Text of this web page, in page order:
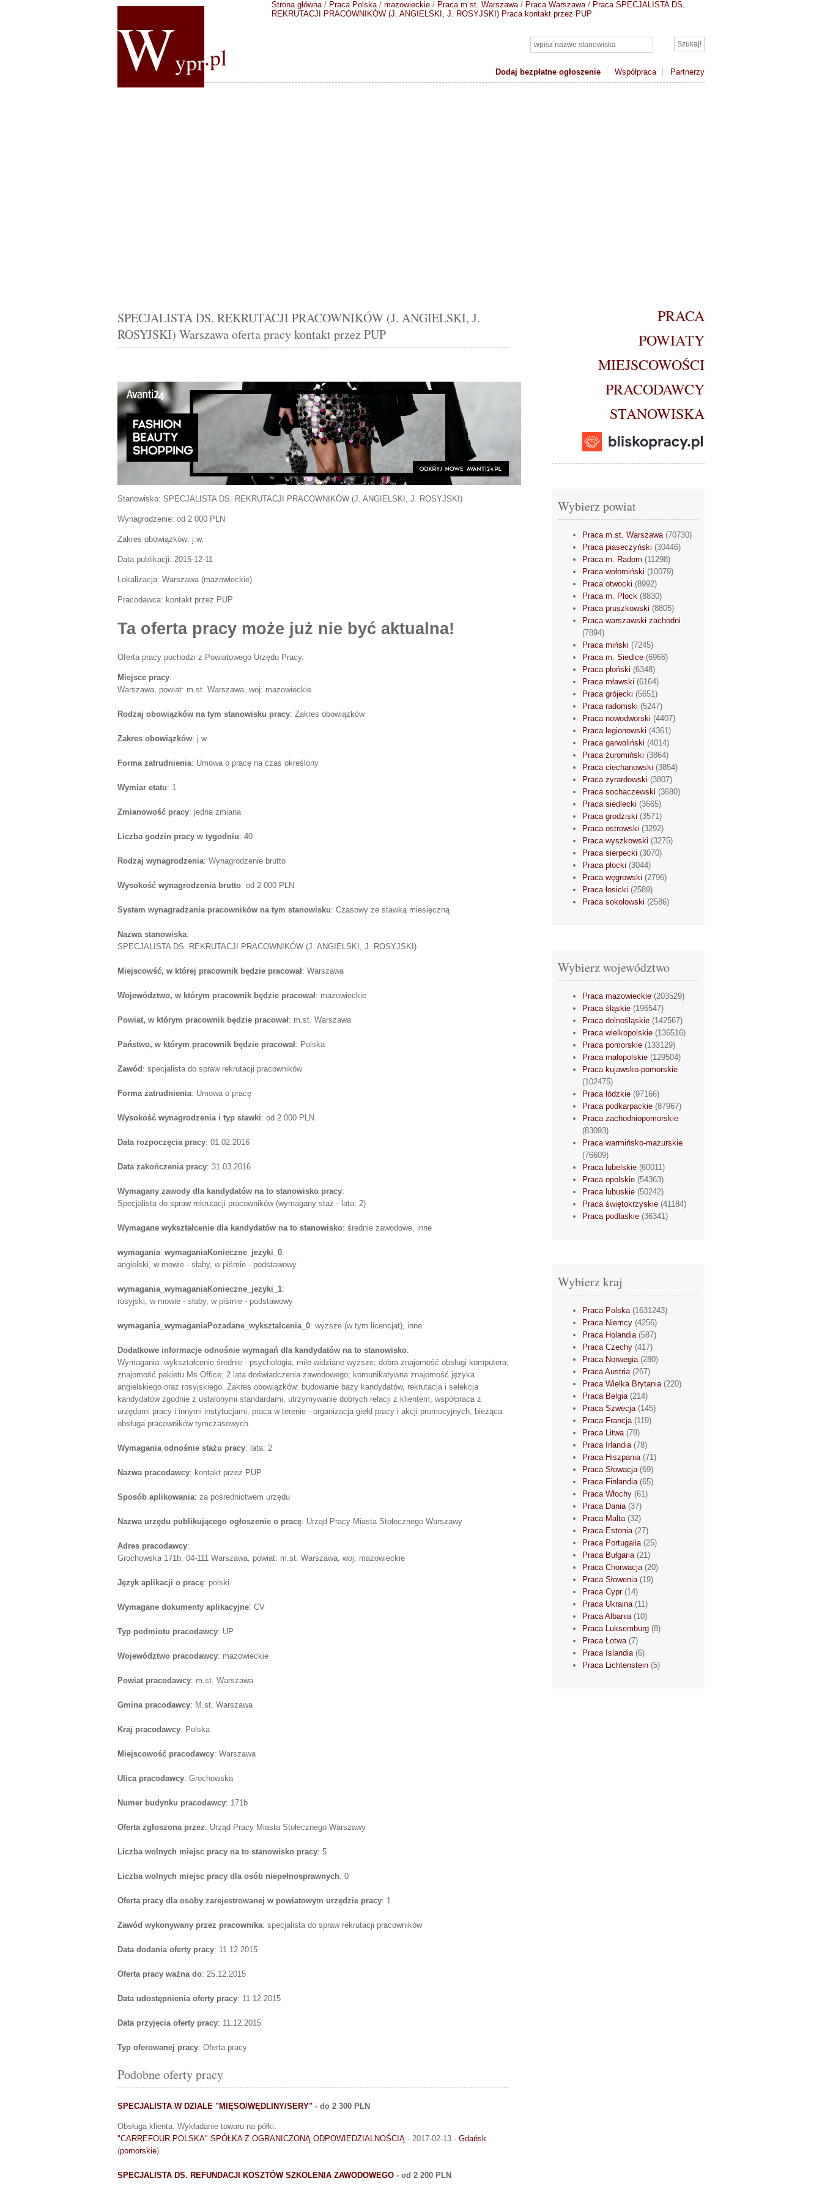
Wypr.pl
Dodaj bezpłatne ogłoszenie Współpraca Partnerzy
Strona główna/ Praca Polska/ mazowieckie / Praca m.st. Warszawa/ Praca Warszawa/ Praca SPECJALISTA DS.
REKRUTACJI PRACOWNIKÓW (J. ANGIELSKI, J. ROSYJSKI) Praca kontakt przez PUP
SPECJALISTA DS. REKRUTACJI PRACOWNIKÓW (J. ANGIELSKI, J.
ROSYJSKI) Warszawa oferta pracy kontakt przez PUP
Stanowisko: SPECJALISTA DS. REKRUTACJI PRACOWNIKÓW (J. ANGIELSKI, J. ROSYJSKI)
Wynagrodzenie: od 2 000 PLN
Zakres obowiązków: j.w.
Data publikacji: 2015-12-11
Lokalizacja: Warszawa(mazowieckie)
Pracodawca: kontakt przez PUP
Ta oferta pracy może już nie być aktualna!
Oferta pracy pochodzi z Powiatowego Urzędu Pracy.
Miejsce pracy:
Warszawa, powiat: m.st. Warszawa, woj: mazowieckie
Rodzaj obowiązków na tym stanowisku pracy: Zakres obowiązków
Zakres obowiązków: j.w.
Forma zatrudnienia: Umowa o pracę na czas określony
Wymiar etatu: 1
Zmianowość pracy: jedna zmiana
Liczba godzin pracy w tygodniu: 40
Rodzaj wynagrodzenia: Wynagrodzenie brutto
Wysokość wynagrodzenia brutto: od 2 000 PLN
System wynagradzania pracowników na tym stanowisku: Czasowy ze stawką miesięczną
Nazwa stanowiska:
SPECJALISTA DS. REKRUTACJI PRACOWNIKÓW (J. ANGIELSKI, J. ROSYJSKI)
Miejscowść, w której pracownik będzie pracował: Warszawa
Województwo, w którym pracownik będzie pracował: mazowieckie
Powiat, w którym pracownik będzie pracował: m.st. Warszawa
Państwo, w którym pracownik będzie pracował: Polska
Zawód: specjalista do spraw rekrutacji pracowników
Forma zatrudnienia: Umowa o pracę
Wysokość wynagrodzenia i typ stawki: od 2 000 PLN
Data rozpoczęcia pracy: 01.02.2016
Data zakończenia pracy: 31.03.2016
Wymagany zawody dla kandydatów na to stanowisko pracy:
Specjalista do spraw rekrutacji pracowników (wymagany staż - lata: 2)
Wymagane wykształcenie dla kandydatów na to stanowisko: średnie zawodowe, inne
wymagania_wymaganiaKonieczne_jezyki_0:
angielski, w mowie - słaby, w piśmie - podstawowy
wymagania_wymaganiaKonieczne_jezyki_1:
rosyjski, w mowie - słaby, w piśmie - podstawowy
wymagania_wymaganiaPozadane_wyksztalcenia_0: wyższe (w tym licencjat), inne
Dodatkowe informacje odnośnie wymagań dla kandydatów na to stanowisko:
Wymagania: wykształcenie średnie - psychologia, mile widziane wyższe; dobra znajomość obsługi komputera;
znajomość pakietu Ms Office; 2 lata doświadczenia zawodowego; komunikatywna znajomość języka
angielskiego oraz rosyjskiego. Zakres obowiązków: budowanie bazy kandydatów, rekrutacja i selekcja
kandydatów zgodnie z ustalonymi standardami, utrzymywanie dobrych relacji z klientem, współpraca z
urzędami pracy i innymi instytucjami, praca w terenie - organizacja giełd pracy i akcji promocyjnych, bieżąca
obsługa pracowników tymczasowych.
Wymagania odnośnie stażu pracy: lata: 2
Nazwa pracodawcy: kontakt przez PUP
Sposób aplikowania: za pośrednictwem urzędu
Nazwa urzędu publikującego ogłoszenie o pracę: Urząd Pracy Miasta Stołecznego Warszawy
Adres pracodawcy:
Grochowska 171b, 04-111 Warszawa, powiat: m.st. Warszawa, woj: mazowieckie
Język aplikacji o pracę: polski
Wymagane dokumenty aplikacyjne: CV
Typ podmiotu pracodawcy: UP
Województwo pracodawcy: mazowieckie
Powiat pracodawcy: m.st. Warszawa
Gmina pracodawcy: M.st. Warszawa
Kraj pracodawcy: Polska
Miejscowość pracodawcy: Warszawa
Ulica pracodawcy: Grochowska
Numer budynku pracodawcy: 171b
Oferta zgłoszona przez: Urząd Pracy Miasta Stołecznego Warszawy
Liczba wolnych miejsc pracy na to stanowisko pracy: 5
Liczba wolnych miejsc pracy dla osób niepełnosprawnych: 0
Oferta pracy dla osoby zarejestrowanej w powiatowym urzędzie pracy: 1
Zawód wykonywany przez pracownika: specjalista do spraw rekrutacji pracowników
Data dodania oferty pracy: 11.12.2015
Oferta pracy ważna do: 25.12.2015
Data udostępnienia oferty pracy: 11.12.2015
Data przyjęcia oferty pracy: 11.12.2015
Typ oferowanej pracy: Oferta pracy
Podobne oferty pracy
SPECJALISTA W DZIALE "MIĘSO/WĘDLINY/SERY" - do 2 300 PLN
Obsługa klienta. Wykładanie towaru na półki.
"CARREFOUR POLSKA" SPÓŁKA Z OGRANICZONĄ ODPOWIEDZIALNOŚCIĄ - 2017-02-13 - Gdańsk
(pomorskie)
SPECJALISTA DS. REFUNDACJI KOSZTÓW SZKOLENIA ZAWODOWEGO - od 2 200 PLN
PRACA
POWIATY
MIEJSCOWOŚCI
PRACODAWCY
STANOWISKA
Wybierz powiat
Praca m.st. Warszawa(70730)
Praca piaseczyński (30446)
Praca m. Radom (11298)
Praca wołomiński (10079)
Praca otwocki (8992)
Praca m. Płock (8830)
Praca pruszkowski (8805)
Praca warszawski zachodni
(7894)
Praca miński (7245)
Praca m. Siedlce (6966)
Praca płoński (6348)
Praca mławski (6164)
Praca grójecki (5651)
Praca radomski (5247)
Praca nowodworski (4407)
Praca legionowski (4361)
Praca garwoliński (4014)
Praca żuromiński (3864)
Praca ciechanowski (3854)
Praca żyrardowski (3807)
Praca sochaczewski (3680)
Praca siedlecki (3665)
Praca grodziski (3571)
Praca ostrowski (3292)
Praca wyszkowski (3275)
Praca sierpecki (3070)
Praca płocki (3044)
Praca węgrowski (2796)
Praca łosicki (2589)
Praca sokołowski (2586)
Wybierz województwo
Praca mazowieckie (203529)
Praca śląskie (196547)
Praca dolnośląskie (142567)
Praca wielkopolskie (136516)
Praca pomorskie (133129)
Praca małopolskie (129504)
Praca kujawsko-pomorskie
(102475)
Praca łódzkie (97166)
Praca podkarpackie (87967)
Praca zachodniopomorskie
(83093)
Praca warmińsko-mazurskie
(76609)
Praca lubelskie (60011)
Praca opolskie (54363)
Praca lubuskie (50242)
Praca świętokrzyskie (41184)
Praca podlaskie (36341)
Wybierz kraj
Praca Polska(1631243)
Praca Niemcy (4256)
Praca Holandia(587)
Praca Czechy (417)
Praca Norwegia(280)
Praca Austria(267)
Praca Wielka Brytania(220)
Praca Belgia(214)
Praca Szwecja(145)
Praca Francja(119)
Praca Litwa(78)
Praca Irlandia(78)
Praca Hiszpania(71)
Praca Słowacja(69)
Praca Finlandia(65)
Praca Włochy (61)
Praca Dania(37)
Praca Malta(32)
Praca Estonia(27)
Praca Portugalia(25)
Praca Bułgaria(21)
Praca Chorwacja(20)
Praca Słowenia(19)
Praca Cypr(14)
Praca Ukraina(11)
Praca Albania(10)
Praca Luksemburg (8)
Praca Łotwa(7)
Praca Islandia(6)
Praca Lichtenstein (5)